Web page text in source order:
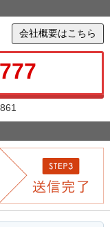
会社概要はこちら